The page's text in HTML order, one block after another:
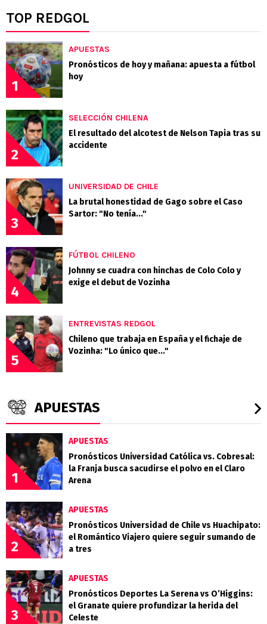
TOP REDGOL
1
APUESTAS
Pronósticos de hoy y mañana: apuesta a fútbol
hoy
2
SELECCIÓN CHILENA
El resultado del alcotest de Nelson Tapia tras su
accidente
3
UNIVERSIDAD DE CHILE
La brutal honestidad de Gago sobre el Caso
Sartor: "No tenía..."
4
FÚTBOL CHILENO
Johnny se cuadra con hinchas de Colo Colo y
exige el debut de Vozinha
5
ENTREVISTAS REDGOL
Chileno que trabaja en España y el fichaje de
Vozinha: "Lo único que..."
APUESTAS
1
APUESTAS
Pronósticos Universidad Católica vs. Cobresal:
la Franja busca sacudirse el polvo en el Claro
Arena
2
APUESTAS
Pronósticos Universidad de Chile vs Huachipato:
el Romántico Viajero quiere seguir sumando de
a tres
3
APUESTAS
Pronósticos Deportes La Serena vs O’Higgins:
el Granate quiere profundizar la herida del
Celeste